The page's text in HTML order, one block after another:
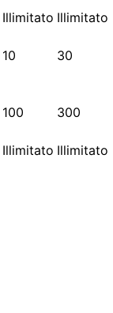
Illimitato Illimitato
10
30
100 300
Illimitato Illimitato